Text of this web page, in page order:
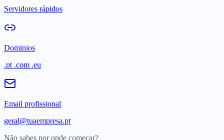
Servidores rápidos
Dominios
.pt .com .eu
Email profissional
geral@tuaempresa.pt
Não sabes por onde começar?